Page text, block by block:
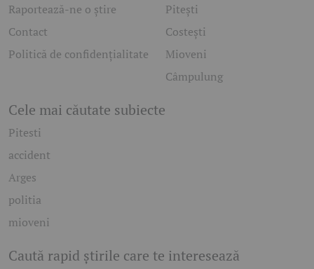
Raportează-ne o știre
Contact
Politică de confidențialitate
Pitești
Costești
Mioveni
Câmpulung
Cele mai căutate subiecte
Pitesti
accident
Arges
politia
mioveni
Caută rapid știrile care te interesează